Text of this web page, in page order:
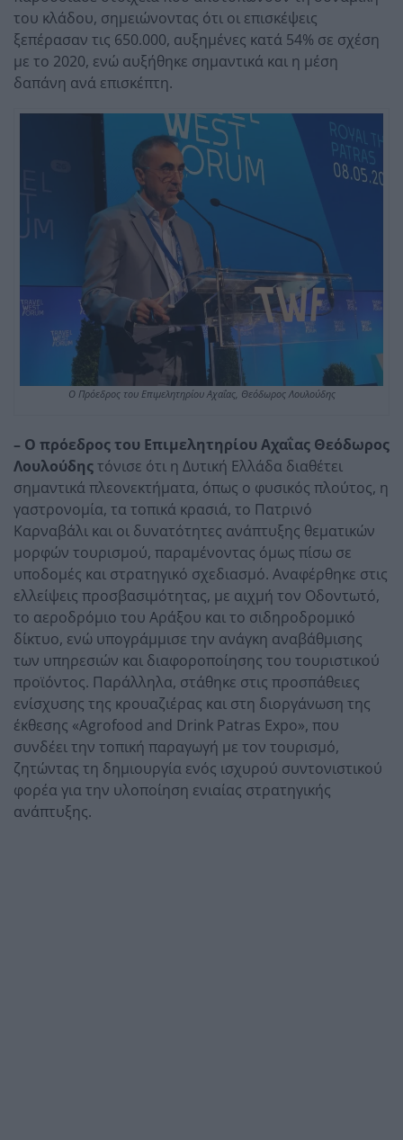
του κλάδου, σημειώνοντας ότι οι επισκέψεις
ξεπέρασαν τις 650.000, αυξημένες κατά 54% σε σχέση
με το 2020, ενώ αυξήθηκε σημαντικά και η μέση
δαπάνη ανά επισκέπτη.
O Πρόεδρος του Επιμελητηρίου Αχαΐας, Θεόδωρος Λουλούδης
– Ο πρόεδρος του Επιμελητηρίου Αχαΐας Θεόδωρος
Λουλούδηςτόνισε ότι η Δυτική Ελλάδα διαθέτει
σημαντικά πλεονεκτήματα, όπως ο φυσικός πλούτος, η
γαστρονομία, τα τοπικά κρασιά, το Πατρινό
Καρναβάλι και οι δυνατότητες ανάπτυξης θεματικών
μορφών τουρισμού, παραμένοντας όμως πίσω σε
υποδομές και στρατηγικό σχεδιασμό. Αναφέρθηκε στις
ελλείψεις προσβασιμότητας, με αιχμή τον Οδοντωτό,
το αεροδρόμιο του Αράξου και το σιδηροδρομικό
δίκτυο, ενώ υπογράμμισε την ανάγκη αναβάθμισης
των υπηρεσιών και διαφοροποίησης του τουριστικού
προϊόντος. Παράλληλα, στάθηκε στις προσπάθειες
ενίσχυσης της κρουαζιέρας και στη διοργάνωση της
έκθεσης «Agrofood and Drink Patras Expo», που
συνδέει την τοπική παραγωγή με τον τουρισμό,
ζητώντας τη δημιουργία ενός ισχυρού συντονιστικού
φορέα για την υλοποίηση ενιαίας στρατηγικής
ανάπτυξης.